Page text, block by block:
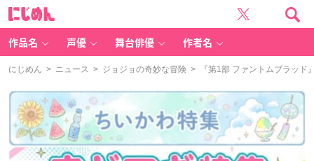
作品名 声優 舞台俳優 作者名
にじめん > ニュース > ジョジョの奇妙な冒険 > 『第1部 ファントムブラッド